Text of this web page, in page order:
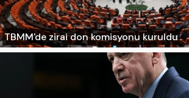
TBMM'de zirai don komisyonu kuruldu